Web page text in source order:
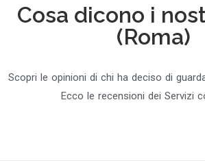
Cosa dicono i
(Roma)
Scopri le opinioni di chi ha deciso di
Ecco le recensioni dei Servizi